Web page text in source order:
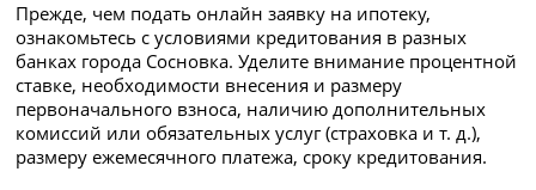
Прежде, чем подать онлайн заявку на ипотеку,
ознакомьтесь с условиями кредитования в разных
банках города Сосновка. Уделите внимание процентной
ставке, необходимости внесения и размеру
первоначального взноса, наличию дополнительных
комиссий или обязательных услуг (страховка и т. д.),
размеру ежемесячного платежа, сроку кредитования.